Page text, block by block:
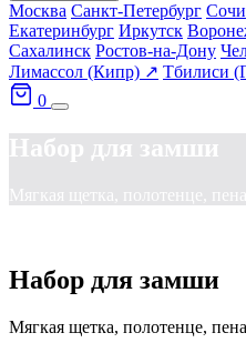
Москва Санкт-Петербург Сочи
Екатеринбург Иркутск
Сахалинск Ростов-на-Дону
Лимассол (Кипр) ↗ Тбилиси
0
Набор для замши
Мягкая щетка, полотенце, пена
Набор для замши
Мягкая щетка, полотенце, пена